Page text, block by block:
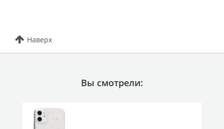
Наверх
Вы смотрели: